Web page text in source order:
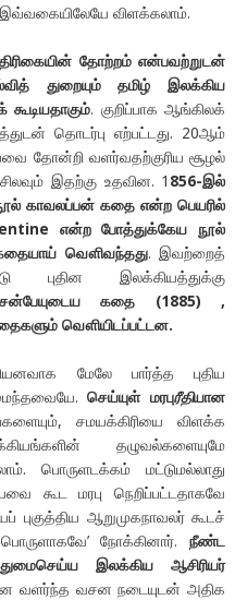
விளக்கலாம்.
தோற்றம் என்பவற்றுடன்
துறையும் தமிழ் இலக்கிய
. குறிப்பாக ஆங்கிலக்
தொடர்பு எற்பட்டது. 20ஆம்
தோன்றி வளர்வதற்குரிய சூழல்
இதற்கு உதவின. 1 856-இல்
காவலப்பன் கதை என்ற பெயரில்
என்ற போத்துக்கேய நூல்
வௌிவந்தது. இவற்றைத்
புதின இலக்கியத்துக்கு
கதை (1885) ,
வௌியிடப்பட்டன.
மேலே பார்த்த புதிய
செய்யுள் மரபுரீதியான
சமயக்கிரியை விளக்க
தழுவல்களையுமே
பொருளடக்கம் மட்டுமல்லாது
கூட மரபு நெறிப்பட்டதாகவே
ஆறுமுகநாவலர் கூடச்
பொருளாகவே’ நோக்கினார்.நீண்ட
இலக்கிய ஆசிரியர்
வளர்ந்த வசன நடையுடன் அதிக